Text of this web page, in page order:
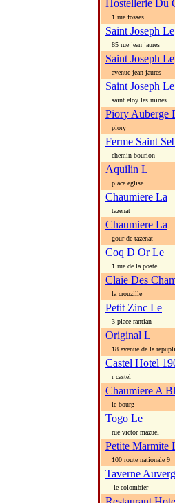
Hostellerie Du
1 rue fosses
Saint Joseph Le
85 rue jean jaures
Saint Joseph Le
avenue jean jaures
Saint Joseph Le
saint eloy les mines
Piory Auberge
piory
Ferme Saint
chemin bourion
Aquilin L
place eglise
Chaumiere La
tazenat
Chaumiere La
gour de tazenat
Coq D Or Le
1 rue de la poste
Claie Des
la crouzille
Petit Zinc Le
3 place rantian
Original L
18 avenue de la
Castel Hotel
r castel
Chaumiere A
le bourg
Togo Le
rue victor mazuel
Petite Marmite
100 route nationale 9
Taverne
le colombier